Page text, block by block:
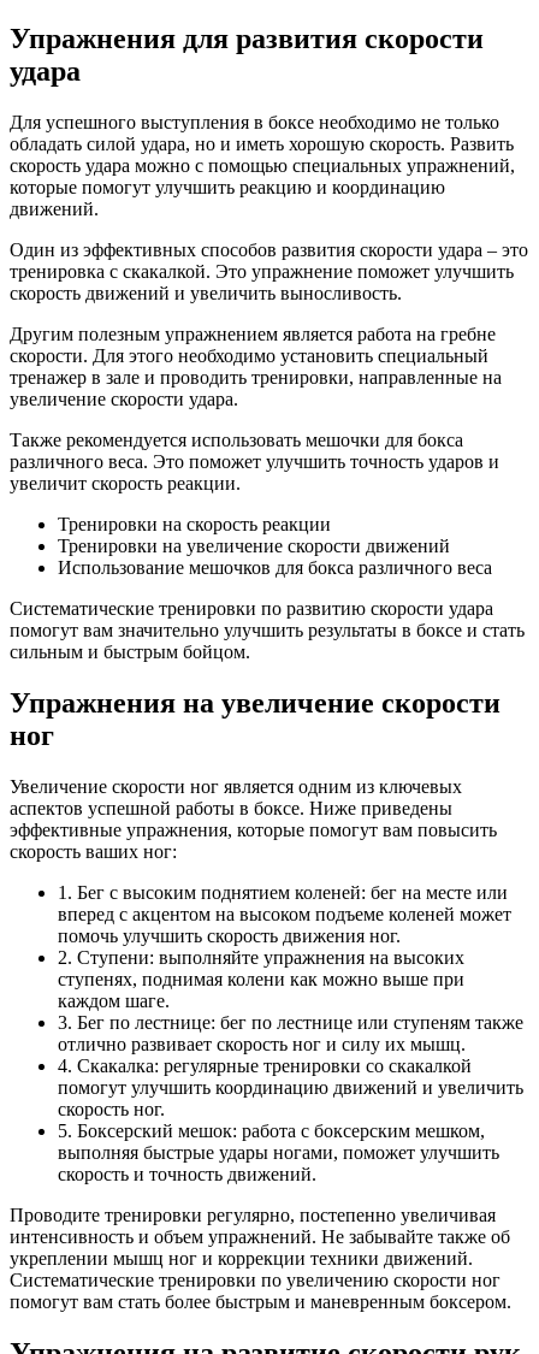
Упражнения для развития скорости
удара
Для успешного выступления в боксе необходимо не только
обладать силой удара, но и иметь хорошую скорость. Развить
скорость удара можно с помощью специальных упражнений,
которые помогут улучшить реакцию и координацию
движений.
Один из эффективных способов развития скорости удара – это
тренировка с скакалкой. Это упражнение поможет улучшить
скорость движений и увеличить выносливость.
Другим полезным упражнением является работа на гребне
скорости. Для этого необходимо установить специальный
тренажер в зале и проводить тренировки, направленные на
увеличение скорости удара.
Также рекомендуется использовать мешочки для бокса
различного веса. Это поможет улучшить точность ударов и
увеличит скорость реакции.
Тренировки на скорость реакции
Тренировки на увеличение скорости движений
Использование мешочков для бокса различного веса
Систематические тренировки по развитию скорости удара
помогут вам значительно улучшить результаты в боксе и стать
сильным и быстрым бойцом.
Упражнения на увеличение скорости
ног
Увеличение скорости ног является одним из ключевых
аспектов успешной работы в боксе. Ниже приведены
эффективные упражнения, которые помогут вам повысить
скорость ваших ног:
1. Бег с высоким поднятием коленей: бег на месте или
вперед с акцентом на высоком подъеме коленей может
помочь улучшить скорость движения ног.
2. Ступени: выполняйте упражнения на высоких
ступенях, поднимая колени как можно выше при
каждом шаге.
3. Бег по лестнице: бег по лестнице или ступеням также
отлично развивает скорость ног и силу их мышц.
4. Скакалка: регулярные тренировки со скакалкой
помогут улучшить координацию движений и увеличить
скорость ног.
5. Боксерский мешок: работа с боксерским мешком,
выполняя быстрые удары ногами, поможет улучшить
скорость и точность движений.
Проводите тренировки регулярно, постепенно увеличивая
интенсивность и объем упражнений. Не забывайте также об
укреплении мышц ног и коррекции техники движений.
Систематические тренировки по увеличению скорости ног
помогут вам стать более быстрым и маневренным боксером.